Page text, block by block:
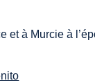
et à Murcie à